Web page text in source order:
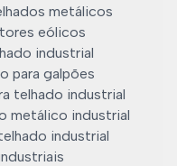
metálicos
eólicos
industrial
para galpões
telhado industrial
metálico industrial
industrial